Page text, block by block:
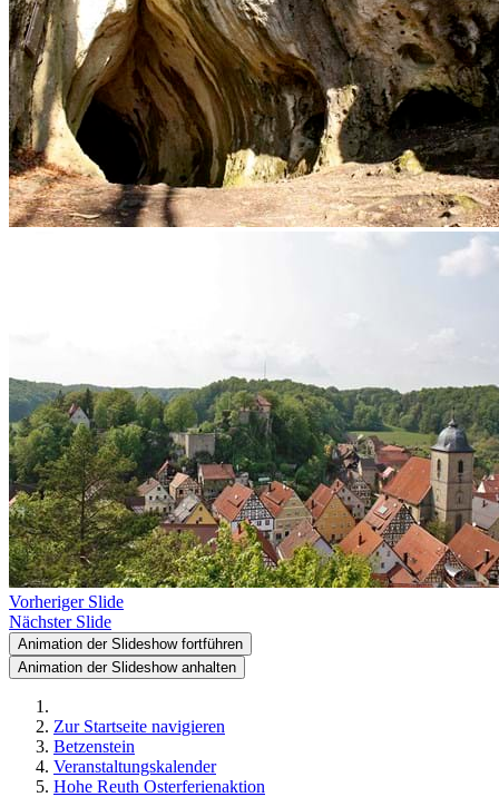
Vorheriger Slide
Nächster Slide
Animation der Slideshow fortführen
Animation der Slideshow anhalten
Zur Startseite navigieren
Betzenstein
Veranstaltungskalender
Hohe Reuth Osterferienaktion